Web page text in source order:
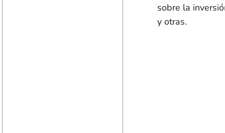
sobre la
y otras.